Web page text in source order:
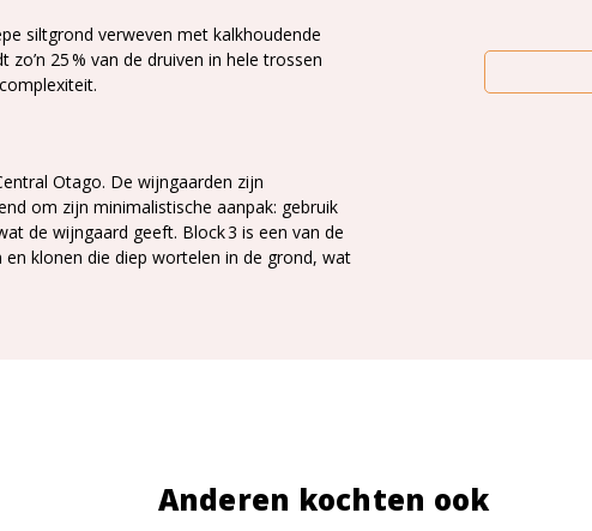
siltgrond verweven met kalkhoudende
25 % van de druiven in hele trossen
Otago. De wijngaarden zijn
om zijn minimalistische aanpak: gebruik
de wijngaard geeft. Block 3 is een van de
klonen die diep wortelen in de grond, wat
Anderen kochten ook